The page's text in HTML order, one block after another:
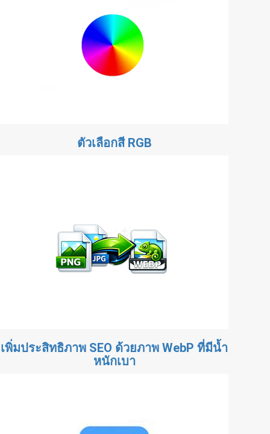
ตัวเลือกสี RGB
เพิ่มประสิทธิภาพ SEO ด้วยภาพ WebP ที่มีน้ำ
หนักเบา